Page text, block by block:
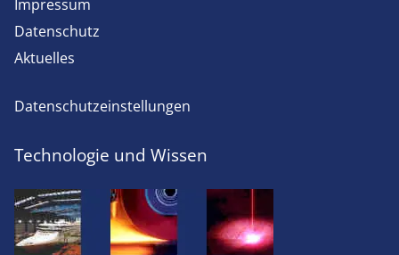
Impressum
Datenschutz
Aktuelles
Datenschutzeinstellungen
Technologie und Wissen